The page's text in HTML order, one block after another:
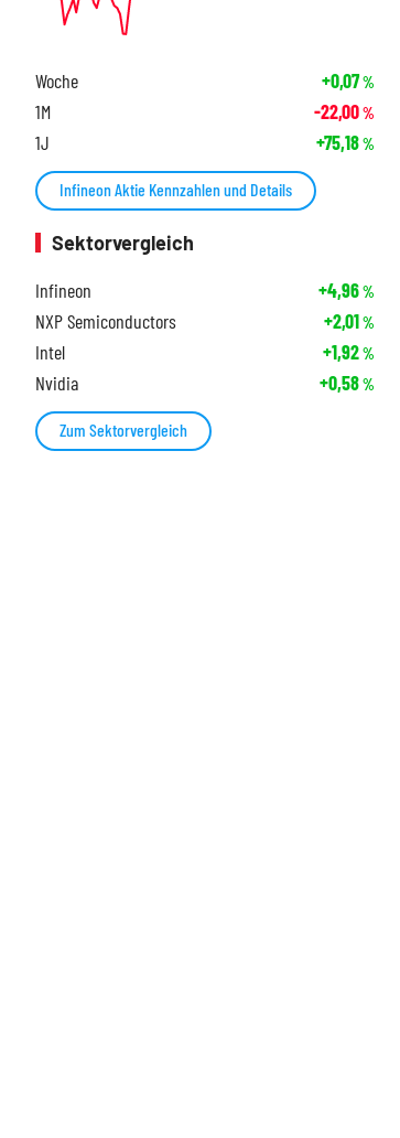
Woche +0,07%
1M -22,00%
1J +75,18%
Infineon Aktie Kennzahlen und Details
Sektorvergleich
Infineon
+4,96%
NXP Semiconductors +2,01%
Intel +1,92%
Nvidia +0,58%
Zum Sektorvergleich